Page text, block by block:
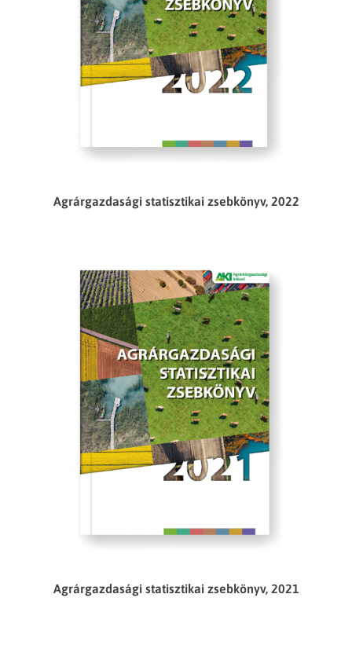
Agrárgazdasági statisztikai zsebkönyv, 2022
Agrárgazdasági statisztikai zsebkönyv, 2021